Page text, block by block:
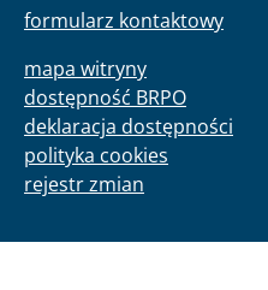
formularz kontaktowy
mapa witryny
dostępność BRPO
deklaracja dostępności
polityka cookies
rejestr zmian